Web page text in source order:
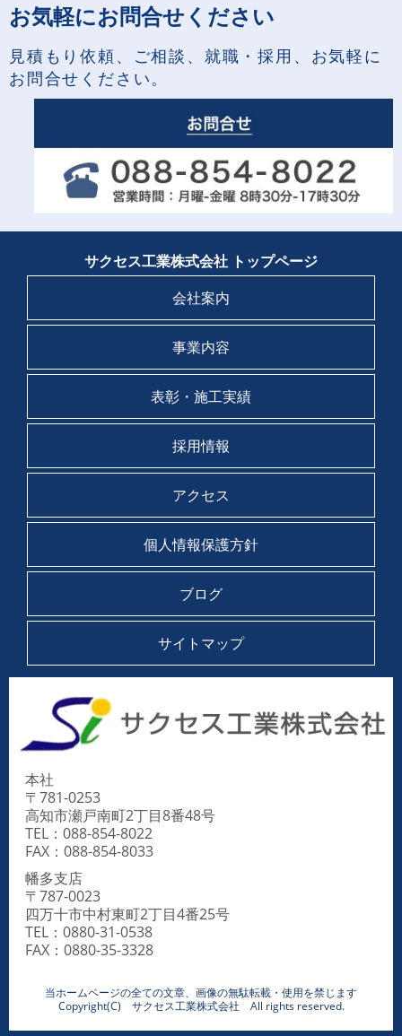
お気軽にお問合せください
見積もり依頼、ご相談、就職・採用、お気軽に
お問合せください。
サクセス工業株式会社 トップページ
会社案内
事業内容
表彰・施工実績
採用情報
アクセス
個人情報保護方針
ブログ
サイトマップ
本社
〒781-0253
高知市瀬戸南町2丁目8番48号
TEL：088-854-8022
FAX：088-854-8033
幡多支店
〒787-0023
四万十市中村東町2丁目4番25号
TEL：0880-31-0538
FAX：0880-35-3328
当ホームページの全ての文章、画像の無駄転載・使用を禁じます
Copyright(C) サクセス工業株式会社 All rights reserved.